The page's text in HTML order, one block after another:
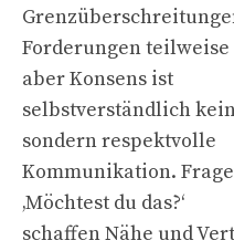
Forderungen
aber Konsens ist
selbstverständlich
sondern respektvolle
Kommunikation.
‚Möchtest du das?‘
schaffen Nähe und